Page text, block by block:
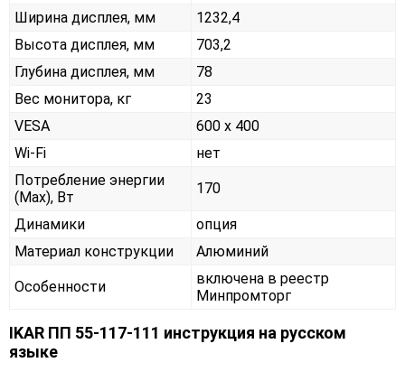
Ширина дисплея, мм
1232,4
Высота дисплея, мм
703,2
Глубина дисплея, мм
78
Вес монитора, кг
23
VESA
600 x 400
Wi-Fi
нет
Потребление энергии
(Max), Вт
170
Динамики
опция
Материал конструкции
Алюминий
Особенности
включена в реестр
Минпромторг
IKAR ПП 55-117-111 инструкция на русском
языке